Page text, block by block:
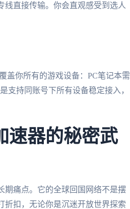
线直接传输。你会直观感受到选人
盖你所有的游戏设备：PC笔记本需
支持同账号下所有设备稳定接入，
速器的秘密武
期痛点。它的全球回国网络不是摆
折扣，无论你是沉迷开放世界探索